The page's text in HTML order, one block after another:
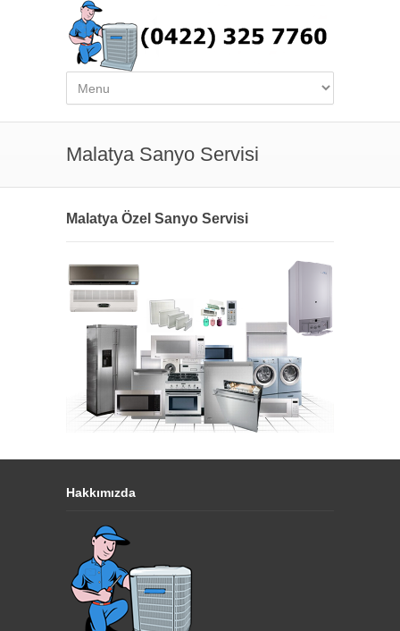
Malatya Sanyo Servisi
Malatya Özel Sanyo Servisi
Hakkımızda